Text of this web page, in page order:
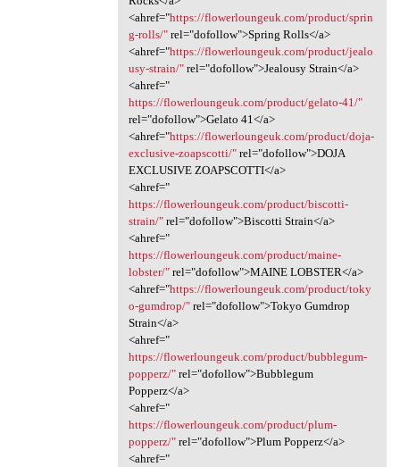
<ahref="https://flowerloungeuk.com/product/sprin
g-rolls/"rel="dofollow">Spring Rolls</a>
<ahref="https://flowerloungeuk.com/product/jealo
usy-strain/"rel="dofollow">Jealousy Strain</a>
<ahref="
https://flowerloungeuk.com/product/gelato-41/"
rel="dofollow">Gelato 41</a>
<ahref="https://flowerloungeuk.com/product/doja-
exclusive-zoapscotti/"rel="dofollow">DOJA
EXCLUSIVE ZOAPSCOTTI</a>
<ahref="
https://flowerloungeuk.com/product/biscotti-
strain/"rel="dofollow">Biscotti Strain</a>
<ahref="
https://flowerloungeuk.com/product/maine-
lobster/"rel="dofollow">MAINE LOBSTER</a>
<ahref="https://flowerloungeuk.com/product/toky
o-gumdrop/"rel="dofollow">Tokyo Gumdrop
Strain</a>
<ahref="
https://flowerloungeuk.com/product/bubblegum-
popperz/"rel="dofollow">Bubblegum
Popperz</a>
<ahref="
https://flowerloungeuk.com/product/plum-
popperz/"rel="dofollow">Plum Popperz</a>
<ahref="